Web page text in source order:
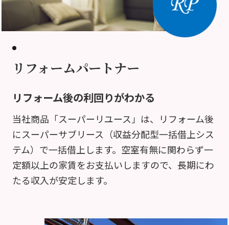
リフォームパートナー
リフォーム後の利回りがわかる
当社商品「スーパーリユース」は、リフォーム後
にスーパーサブリース（収益分配型一括借上シス
テム）で一括借上します。空室有無に関わらず一
定額以上の家賃をお支払いしますので、長期にわ
たる収入が安定します。